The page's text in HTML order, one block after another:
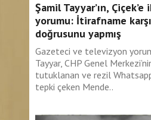
Şamil Tayyar’ın,
yorumu: İtirafname
doğrusunu yapmış
Gazeteci ve televizyon
Tayyar, CHP Genel
tutuklanan ve rezil
tepki çeken Mende..